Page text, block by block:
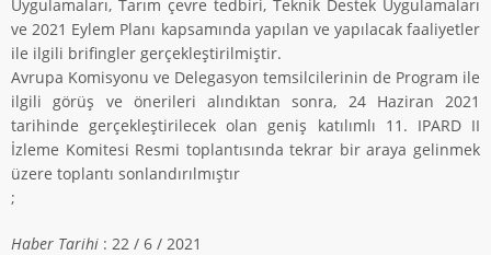
Uygulamaları, Tarım çevre tedbiri, Teknik Destek Uygulamaları
ve 2021 Eylem Planı kapsamında yapılan ve yapılacak faaliyetler
ile ilgili brifingler gerçekleştirilmiştir.
Avrupa Komisyonu ve Delegasyon temsilcilerinin de Program ile
ilgili görüş ve önerileri alındıktan sonra, 24 Haziran 2021
tarihinde gerçekleştirilecek olan geniş katılımlı 11. IPARD II
İzleme Komitesi Resmi toplantısında tekrar bir araya gelinmek
üzere toplantı sonlandırılmıştır
;
Haber Tarihi : 22 / 6 / 2021